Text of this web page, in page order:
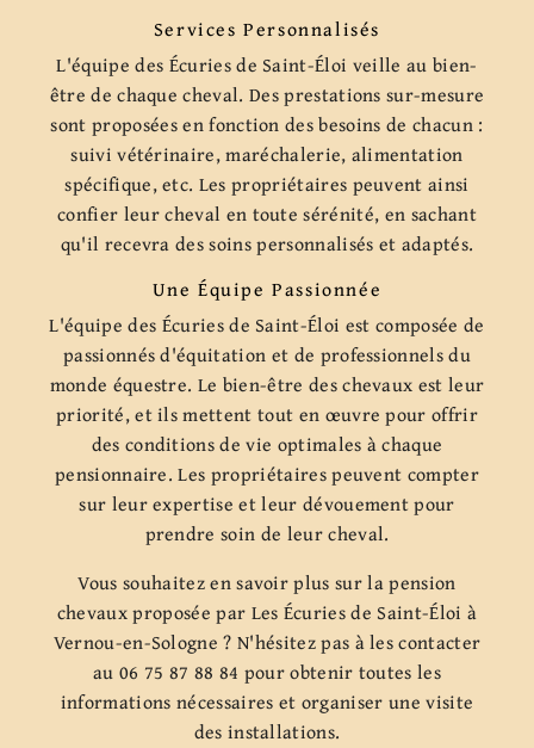
Services Personnalisés
L'équipe des Écuries de Saint-Éloi veille au bien-
être de chaque cheval. Des prestations sur-mesure
sont proposées en fonction des besoins de chacun :
suivi vétérinaire, maréchalerie, alimentation
spécifique, etc. Les propriétaires peuvent ainsi
confier leur cheval en toute sérénité, en sachant
qu'il recevra des soins personnalisés et adaptés.
Une Équipe Passionnée
L'équipe des Écuries de Saint-Éloi est composée de
passionnés d'équitation et de professionnels du
monde équestre. Le bien-être des chevaux est leur
priorité, et ils mettent tout en œuvre pour offrir
des conditions de vie optimales à chaque
pensionnaire. Les propriétaires peuvent compter
sur leur expertise et leur dévouement pour
prendre soin de leur cheval.
Vous souhaitez en savoir plus sur la pension
chevaux proposée par Les Écuries de Saint-Éloi à
Vernou-en-Sologne ? N'hésitez pas à les contacter
au 06 75 87 88 84 pour obtenir toutes les
informations nécessaires et organiser une visite
des installations.